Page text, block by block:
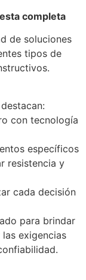
completa
de soluciones
tipos de
con tecnología
específicos
resistencia y
cada decisión
para brindar
exigencias